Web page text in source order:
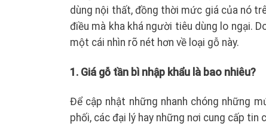
dùng nội thất, đồng thời mức giá của nó
điều mà kha khá người tiêu dùng lo ngại.
một cái nhìn rõ nét hơn về loại gỗ này.
1. Giá gỗ tần bì nhập khẩu là bao nhiêu?
Để cập nhật những nhanh chóng những
phối, các đại lý hay những nơi cung cấp tin